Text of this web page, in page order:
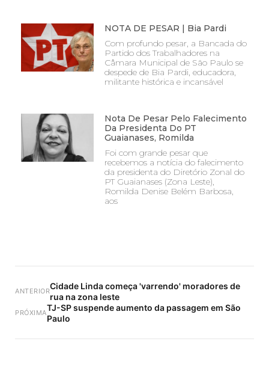
NOTA DE PESAR | Bia Pardi
Com profundo pesar, a Bancada do
Partido dos Trabalhadores na
Câmara Municipal de São Paulo se
despede de Bia Pardi, educadora,
militante histórica e incansável
Nota De Pesar Pelo Falecimento
Da Presidenta Do PT
Guaianases, Romilda
Foi com grande pesar que
recebemos a notícia do falecimento
da presidenta do Diretório Zonal do
PT Guaianases (Zona Leste),
Romilda Denise Belém Barbosa,
aos
ANTERIORCidade Linda começa 'varrendo' moradores de
rua na zona leste
PRÓXIMATJ-SP suspende aumento da passagem em São
Paulo